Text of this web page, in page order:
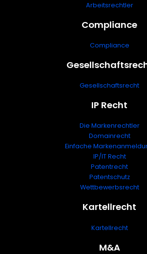
Arbeitsrechtler
Compliance
Compliance
Gesellschaftsrecht
IP Recht
Die Markenrechtler
Domainrecht
Einfache
IP/IT Recht
Patentrecht
Patentschutz
Wettbewerbsrecht
Kartellrecht
Kartellrecht
M&A